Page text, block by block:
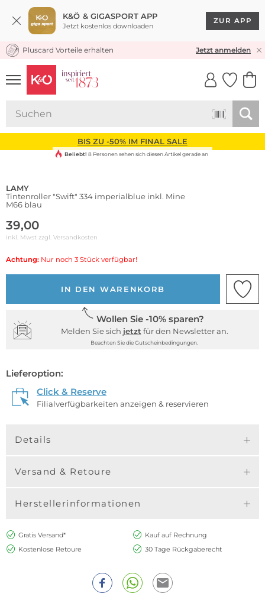
K&Ö & GIGASPORT APP
Jetzt kostenlos downloaden
ZUR APP
30 TAGE RÜCKGABERECHT
Pluscard Vorteile erhalten Jetzt anmelden
UNSERE APP
CLICK &
BIS ZU -50% IM FINAL SALE
Beliebt! 8 Personen sehen sich diesen Artikel gerade an
LAMY
Tintenroller "Swift" 334 imperialblue inkl. Mine
M66 blau
39,00
inkl. Mwst zzgl. Versandkosten
Achtung: Nur noch 3 Stück verfügbar!
IN DEN WARENKORB
Wollen Sie -10% sparen?
Melden Sie sich jetzt für den Newsletter an.
Beachten Sie die Gutscheinbedingungen.
Lieferoption:
Click & Reserve
Filialverfügbarkeiten anzeigen & reservieren
Details
Versand & Retoure
Herstellerinformationen
Gratis Versand*
Kauf auf Rechnung
Kostenlose Retoure
30 Tage Rückgaberecht